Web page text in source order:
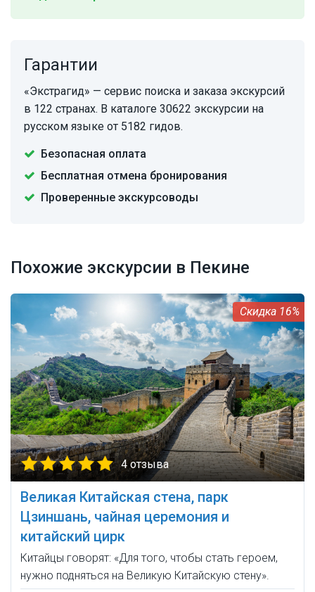
Гарантии
«Экстрагид» — сервис поиска и заказа экскурсий
в 122 странах. В каталоге 30622 экскурсии на
русском языке от 5182 гидов.
Безопасная оплата
Бесплатная отмена бронирования
Проверенные экскурсоводы
Похожие экскурсии в Пекине
16%
4 отзыва
Великая Китайская стена, парк
Цзиншань, чайная церемония и
китайский цирк
Китайцы говорят: «Для того, чтобы стать героем,
нужно подняться на Великую Китайскую стену».